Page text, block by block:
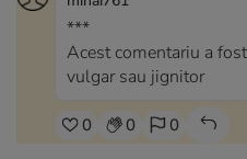
***
Acest comentariu a
vulgar sau jignitor
0 0 0